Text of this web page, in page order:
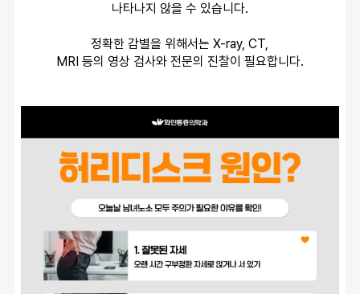
나타나지 않을 수 있습니다.
정확한 감별을 위해서는 X-ray, CT,
MRI 등의 영상 검사와 전문의 진찰이 필요합니다.